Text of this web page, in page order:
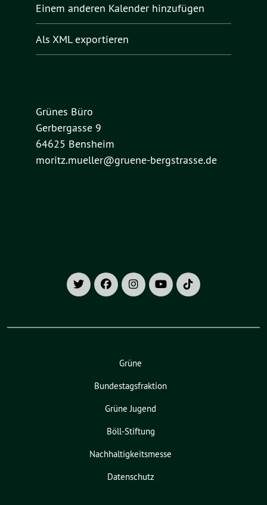
Einem anderen Kalender hinzufügen
Als XML exportieren
Grünes Büro
Gerbergasse 9
64625 Bensheim
moritz.mueller@gruene-bergstrasse.de
Grüne
Bundestagsfraktion
Grüne Jugend
Böll-Stiftung
Nachhaltigkeitsmesse
Datenschutz